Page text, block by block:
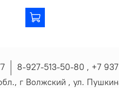
8-927-513-50-80 , ‪+7
г Волжский , ул.